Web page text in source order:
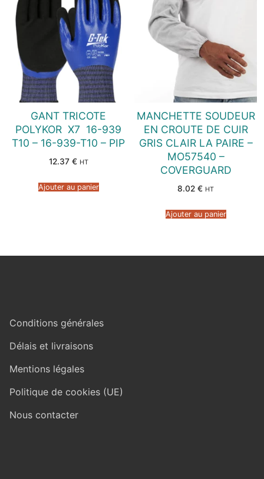
GANT TRICOTE
POLYKOR  X7  16-939
T10 – 16-939-T10 – PIP
12.37 € HT
Ajouter au panier
MANCHETTE SOUDEUR
EN CROUTE DE CUIR
GRIS CLAIR LA PAIRE –
MO57540 –
COVERGUARD
8.02 € HT
Ajouter au panier
Conditions générales
Délais et livraisons
Mentions légales
Politique de cookies (UE)
Nous contacter